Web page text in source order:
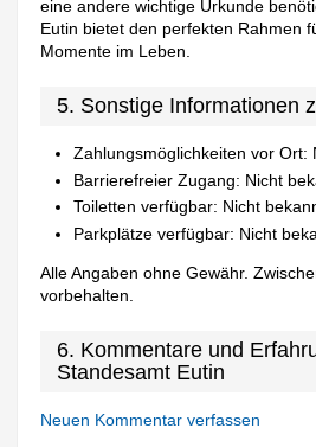
eine andere wichtige Urkunde
Eutin bietet den perfekten Rahmen
Momente im Leben.
5. Sonstige Informationen
Zahlungsmöglichkeiten vor Ort:
Barrierefreier Zugang: Nicht
Toiletten verfügbar: Nicht
Parkplätze verfügbar: Nicht
Alle Angaben ohne Gewähr.
vorbehalten.
6. Kommentare und
Standesamt Eutin
Neuen Kommentar verfassen